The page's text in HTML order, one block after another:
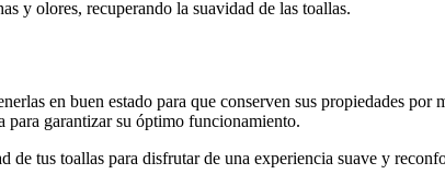
y olores, recuperando la suavidad de las toallas.
en buen estado para que conserven sus propiedades por
para garantizar su óptimo funcionamiento.
tus toallas para disfrutar de una experiencia suave y